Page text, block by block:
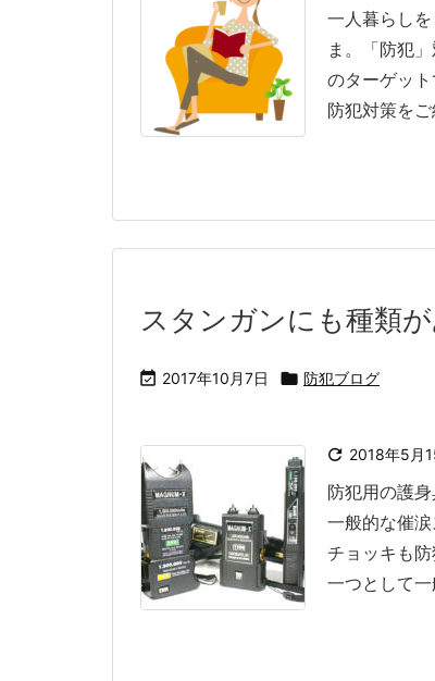
一人暮らし
ま。「防犯
のターゲッ
防犯対策を
スタンガンにも種類
 2017年10月7日  防犯ブログ
 2018年5月
防犯用の護
一般的な催
チョッキも
一つとして